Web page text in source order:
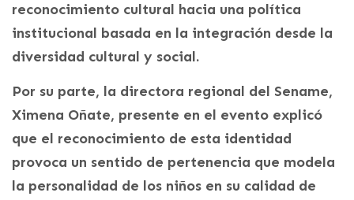
reconocimiento cultural hacia una política
institucional basada en la integración desde la
diversidad cultural y social.
Por su parte, la directora regional del Sename,
Ximena Oñate, presente en el evento explicó
que el reconocimiento de esta identidad
provoca un sentido de pertenencia que modela
la personalidad de los niños en su calidad de